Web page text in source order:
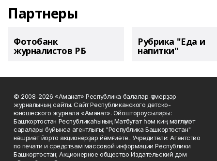
Партнеры
Фотобанк
журналистов РБ
Рубрика "Еда и
напитки"
© 2008-2026 «Аманат» Республика балалар-үҫмерҙәр
журналының сайты. Сайт Республиканского детско-
юношеского журнала «Аманат». Ойоштороусылары:
Башҡортостан Республикаһының Матбуғат һәм киң мәғлүмәт
саралары буйынса агентлығы; "Республика Башкортостан"
нәшриәт йорто акционерҙар йәмғиәте.. Учредители: Агентство
по печати и средствам массовой информации Республики
Башкортостан; Акционерное общество Издательский дом